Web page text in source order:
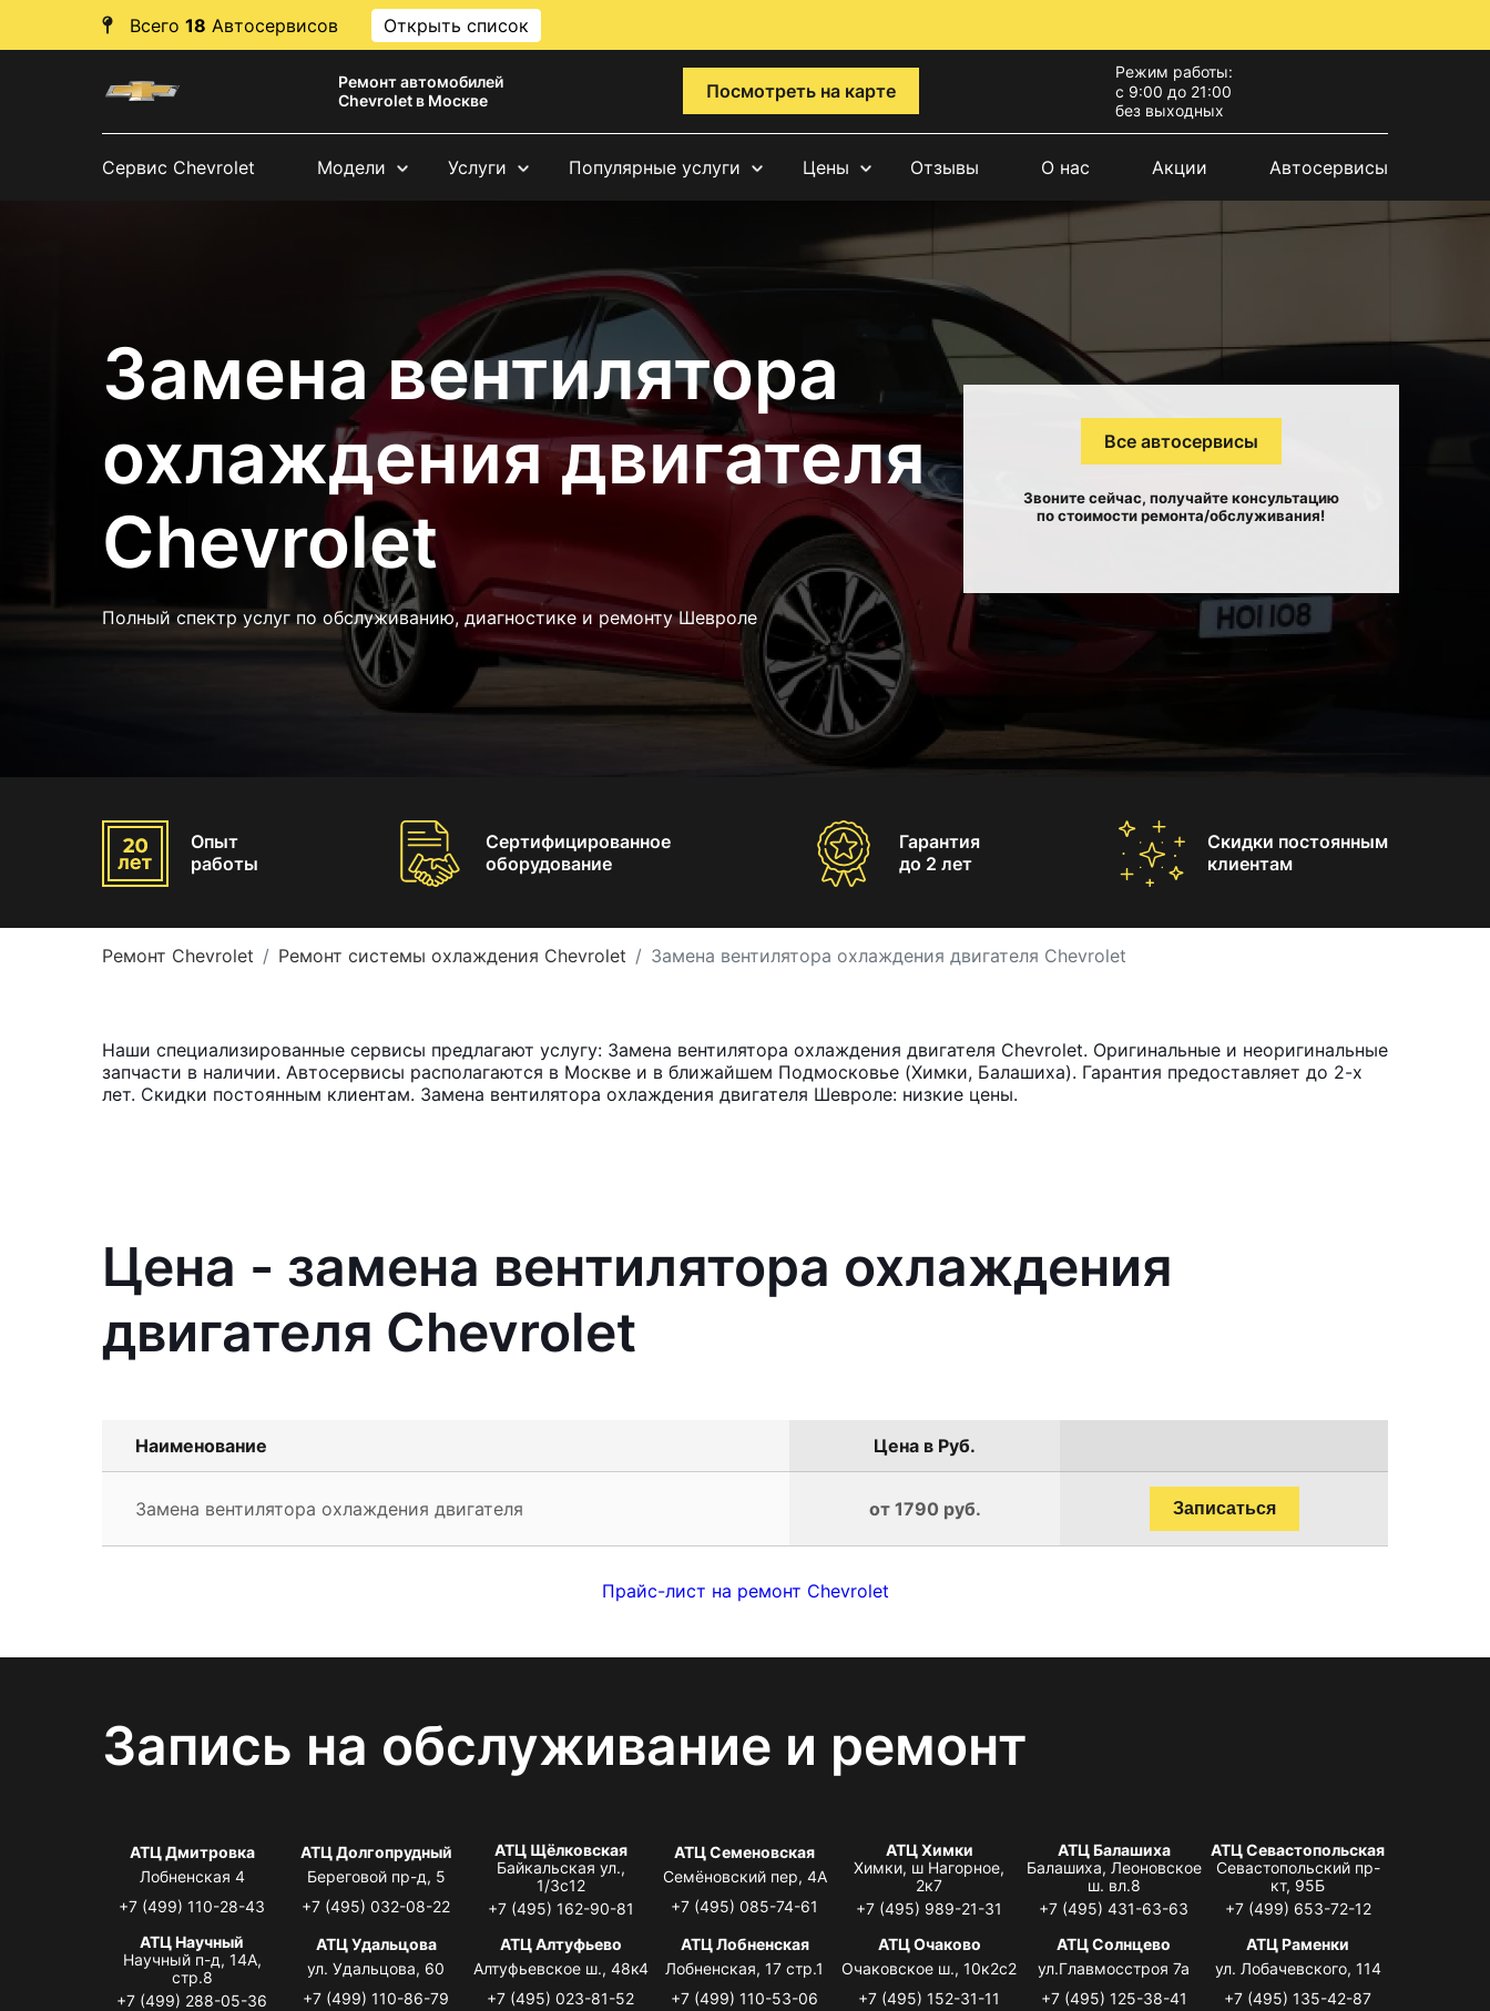
Всего 18 Автосервисов Открыть список
Ремонт автомобилей
Chevrolet в Москве
Посмотреть на карте
Режим работы:
с 9:00 до 21:00
без выходных
Сервис Chevrolet Модели Услуги Популярные услуги Цены Отзывы О нас Акции Автосервисы
Замена вентилятора
охлаждения двигателя
Chevrolet
Полный спектр услуг по обслуживанию, диагностике и ремонту Шевроле
Все автосервисы
Звоните сейчас, получайте консультацию
по стоимости ремонта/обслуживания!
Опыт
работы
Сертифицированное
оборудование
Гарантия
до 2 лет
Скидки постоянным
клиентам
Ремонт Chevrolet Ремонт системы охлаждения Chevrolet Замена вентилятора охлаждения двигателя Chevrolet
Наши специализированные сервисы предлагают услугу: Замена вентилятора охлаждения двигателя Chevrolet. Оригинальные и неоригинальные
запчасти в наличии. Автосервисы располагаются в Москве и в ближайшем Подмосковье (Химки, Балашиха). Гарантия предоставляет до 2-х
лет. Скидки постоянным клиентам. Замена вентилятора охлаждения двигателя Шевроле: низкие цены.
Цена - замена вентилятора охлаждения
двигателя Chevrolet
Наименование Цена в Руб.
Замена вентилятора охлаждения двигателя от 1790 руб. Записаться
Прайс-лист на ремонт Chevrolet
Запись на обслуживание и ремонт
АТЦ Дмитровка
Лобненская 4
+7 (499) 110-28-43
АТЦ Долгопрудный
Береговой пр-д, 5
+7 (495) 032-08-22
АТЦ Щёлковская
Байкальская ул.,
1/3с12
+7 (495) 162-90-81
АТЦ Семеновская
Семёновский пер, 4А
+7 (495) 085-74-61
АТЦ Химки
Химки, ш Нагорное,
2к7
+7 (495) 989-21-31
АТЦ Балашиха
Балашиха, Леоновское
ш. вл.8
+7 (495) 431-63-63
АТЦ Севастопольская
Севастопольский пр-
кт, 95Б
+7 (499) 653-72-12
АТЦ Научный
Научный п-д, 14А,
стр.8
+7 (499) 288-05-36
АТЦ Удальцова
ул. Удальцова, 60
+7 (499) 110-86-79
АТЦ Алтуфьево
Алтуфьевское ш., 48к4
+7 (495) 023-81-52
АТЦ Лобненская
Лобненская, 17 стр.1
+7 (499) 110-53-06
АТЦ Очаково
Очаковское ш., 10к2с2
+7 (495) 152-31-11
АТЦ Солнцево
ул.Главмосстроя 7а
+7 (495) 125-38-41
АТЦ Раменки
ул. Лобачевского, 114
+7 (495) 135-42-87